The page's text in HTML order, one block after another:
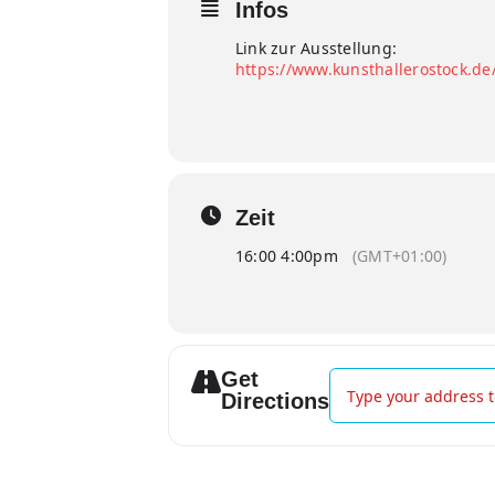
Infos
Link zur Ausstellung:
https://
Zeit
16:00 4:00pm (GMT+01:00)
Get
Directions
Address -